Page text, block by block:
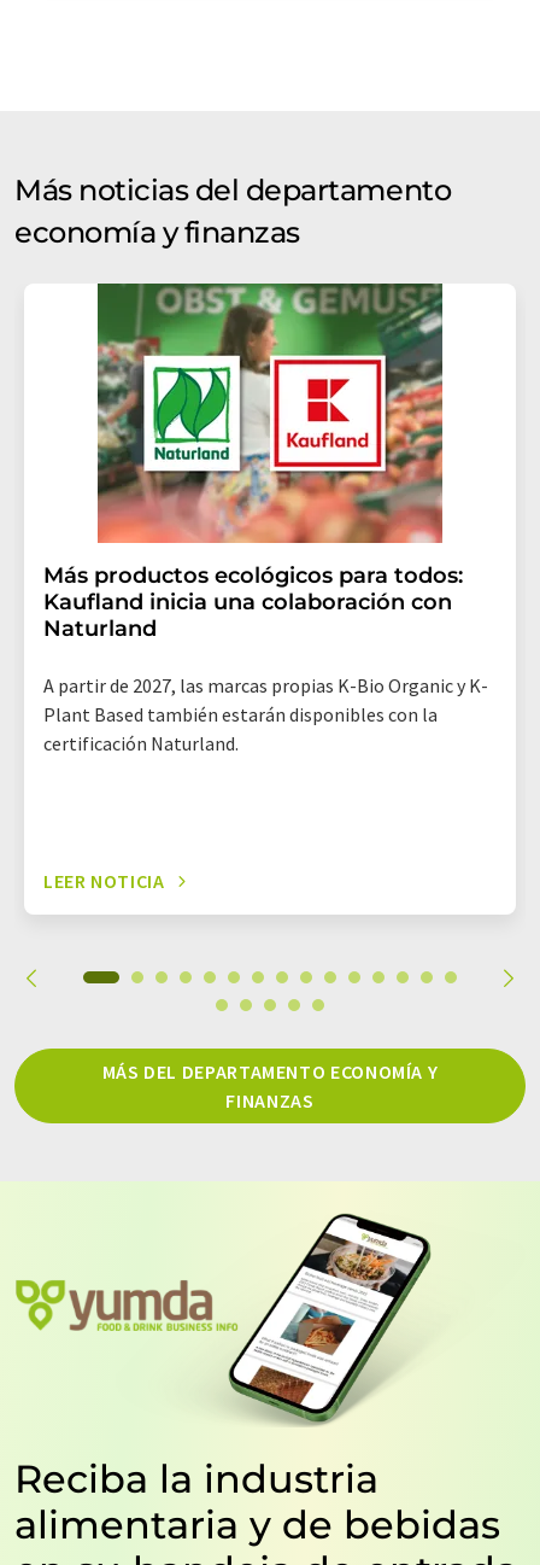
Más noticias del departamento
economía y finanzas
Más productos ecológicos para todos:
Kaufland inicia una colaboración con
Naturland
A partir de 2027, las marcas propias K-Bio Organic y K-
Plant Based también estarán disponibles con la
certificación Naturland.
LEER NOTICIA
MÁS DEL DEPARTAMENTO ECONOMÍA Y
FINANZAS
Reciba la industria
alimentaria y de bebidas